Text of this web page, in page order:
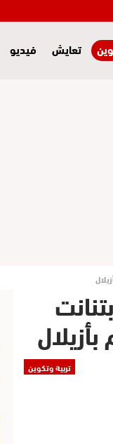
تعايش فيديو
تربية وتكوين